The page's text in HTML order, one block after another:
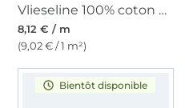
Vlieseline 100% coton G700 blanc
8,12 € / m
(9,02 € / 1 m²)
Bientôt disponible